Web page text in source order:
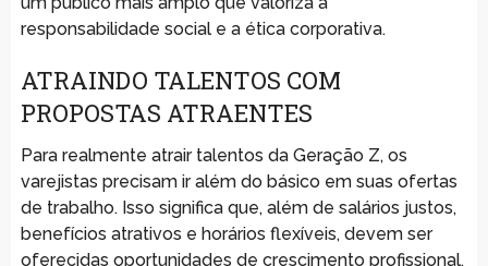
responsabilidade social e a ética corporativa.
ATRAINDO TALENTOS COM
PROPOSTAS ATRAENTES
Para realmente atrair talentos da Geração Z, os
varejistas precisam ir além do básico em suas ofertas
de trabalho. Isso significa que, além de salários justos,
benefícios atrativos e horários flexíveis, devem ser
oferecidas oportunidades de crescimento profissional.